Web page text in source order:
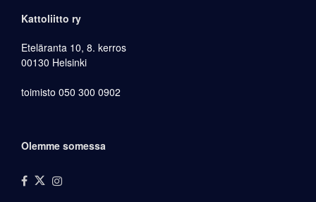
Kattoliitto ry
Eteläranta 10, 8. kerros
00130 Helsinki
toimisto 050 300 0902
Olemme somessa